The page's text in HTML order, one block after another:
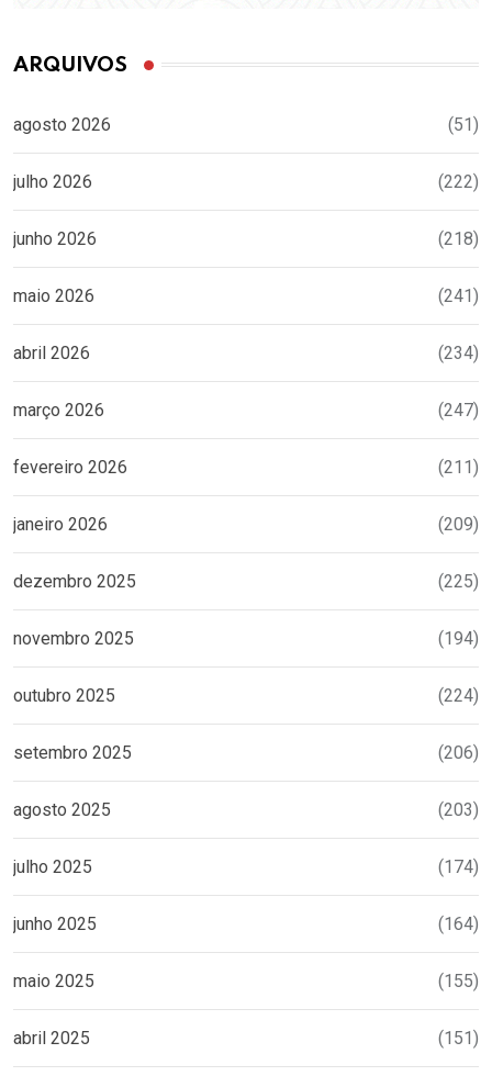
ARQUIVOS
agosto 2026 (51)
julho 2026 (222)
junho 2026 (218)
maio 2026 (241)
abril 2026 (234)
março 2026 (247)
fevereiro 2026 (211)
janeiro 2026 (209)
dezembro 2025 (225)
novembro 2025 (194)
outubro 2025 (224)
setembro 2025 (206)
agosto 2025 (203)
julho 2025 (174)
junho 2025 (164)
maio 2025 (155)
abril 2025 (151)